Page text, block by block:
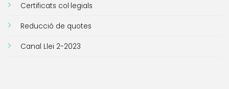
Certificats col·legials
Reducció de quotes
Canal Llei 2-2023